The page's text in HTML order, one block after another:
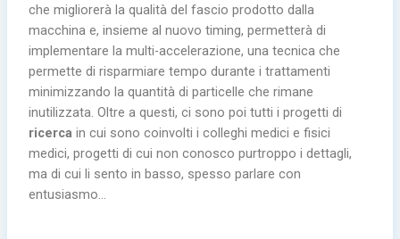
che migliorerà la qualità del fascio prodotto dalla
macchina e, insieme al nuovo timing, permetterà di
implementare la multi-accelerazione, una tecnica che
permette di risparmiare tempo durante i trattamenti
minimizzando la quantità di particelle che rimane
inutilizzata. Oltre a questi, ci sono poi tutti i progetti di
ricerca in cui sono coinvolti i colleghi medici e fisici
medici, progetti di cui non conosco purtroppo i dettagli,
ma di cui li sento in basso, spesso parlare con
entusiasmo…